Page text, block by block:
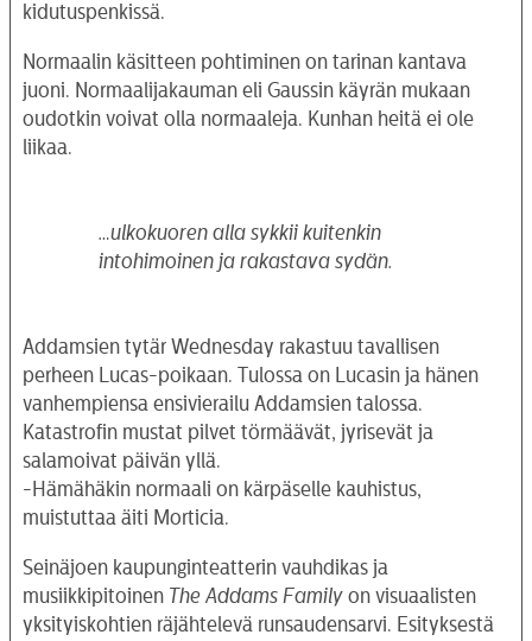
kidutuspenkissä.
Normaalin käsitteen pohtiminen on tarinan kantava
juoni. Normaalijakauman eli Gaussin käyrän mukaan
oudotkin voivat olla normaaleja. Kunhan heitä ei ole
liikaa.
…ulkokuoren alla sykkii kuitenkin
intohimoinen ja rakastava sydän.
Addamsien tytär Wednesday rakastuu tavallisen
perheen Lucas-poikaan. Tulossa on Lucasin ja hänen
vanhempiensa ensivierailu Addamsien talossa.
Katastrofin mustat pilvet törmäävät, jyrisevät ja
salamoivat päivän yllä.
-Hämähäkin normaali on kärpäselle kauhistus,
muistuttaa äiti Morticia.
Seinäjoen kaupunginteatterin vauhdikas ja
musiikkipitoinen The Addams Family on visuaalisten
yksityiskohtien räjähtelevä runsaudensarvi. Esityksestä